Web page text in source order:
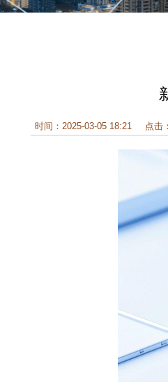
时间：2025-03-05 18:21 点击